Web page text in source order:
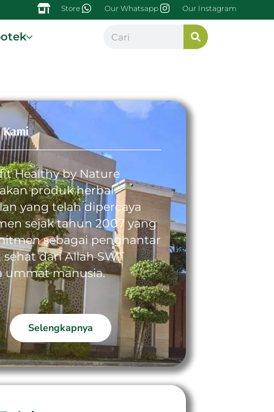
Store Our Whatsapp Our Instagram
Kami
Healthy by Nature
produk herbal
yang telah dipercaya
sejak tahun 2007 yang
sebagai penghantar
dari Allah SWT
ummat manusia.
Selengkapnya